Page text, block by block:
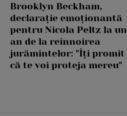
Brooklyn Beckham,
declarație emoționantă
pentru Nicola Peltz la un
an de la reînnoirea
jurămintelor: "Îți promit
că te voi proteja mereu"